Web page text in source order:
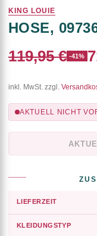
KING LOUIE
HOSE,
119,95 € -41%
inkl. MwSt. zzgl.
AKTUELL NICHT
LIEFERZEIT
KLEIDUNGSTYP